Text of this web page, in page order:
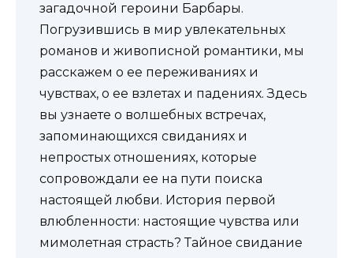
загадочной героини Барбары.
Погрузившись в мир увлекательных
романов и живописной романтики, мы
расскажем о ее переживаниях и
чувствах, о ее взлетах и падениях. Здесь
вы узнаете о волшебных встречах,
запоминающихся свиданиях и
непростых отношениях, которые
сопровождали ее на пути поиска
настоящей любви. История первой
влюбленности: настоящие чувства или
мимолетная страсть? Тайное свидание